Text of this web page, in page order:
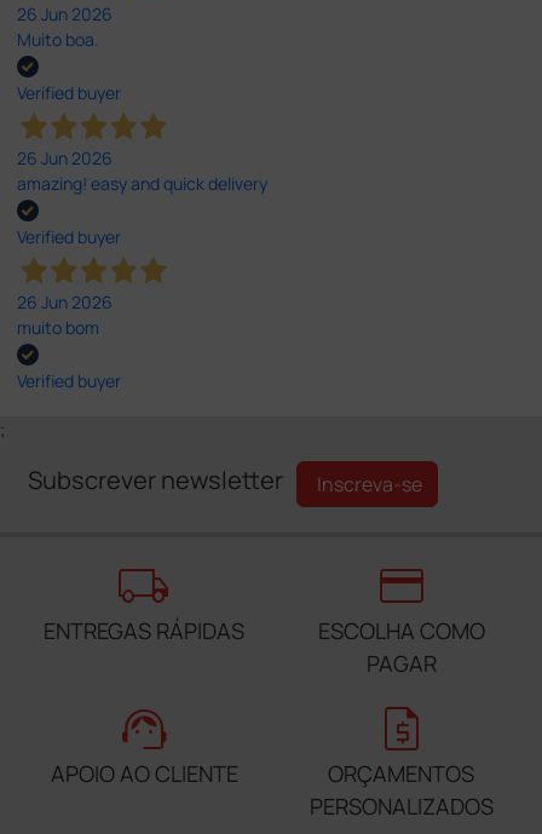
26 Jun 2026
Muito boa.
Verified buyer
26 Jun 2026
amazing! easy and quick delivery
Verified buyer
26 Jun 2026
muito bom
Verified buyer
;
Subscrever newsletter Inscreva-se
local_shipping
ENTREGAS RÁPIDAS
credit_card
ESCOLHA COMO
PAGAR
support_agent
APOIO AO CLIENTE
request_quote
ORÇAMENTOS
PERSONALIZADOS